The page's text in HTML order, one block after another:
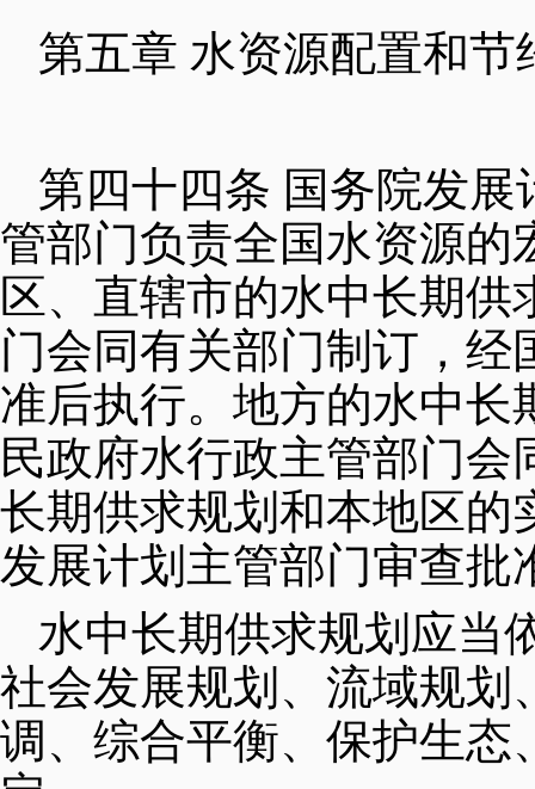
第五章 水资源配置和节
第四十四条 国务院发
管部门负责全国水资源的
区、直辖市的水中长期
门会同有关部门制订，
准后执行。地方的水中长
民政府水行政主管部门
长期供求规划和本地区的
发展计划主管部门审查批
水中长期供求规划应当
社会发展规划、流域规划
调、综合平衡、保护生态